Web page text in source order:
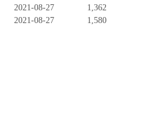
2021-08-27
1,362
2021-08-27
1,580